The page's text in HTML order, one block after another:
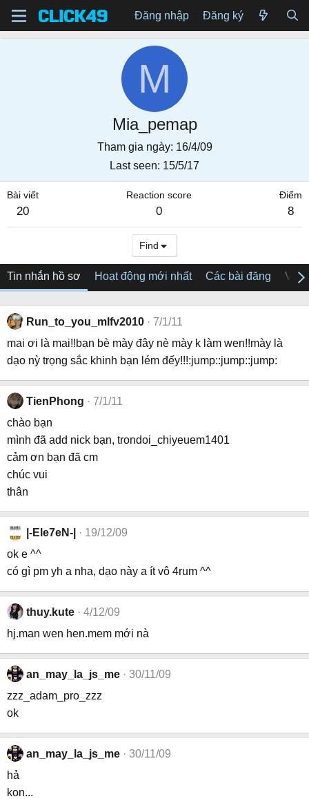
Đăng nhập Đăng ký
M
Mia_pemap
Tham gia ngày 16/4/09
Last seen 15/5/17
Bài viết
20
Reaction score
0
Điểm
8
Find
Tin nhắn hồ sơ Hoạt động mới nhất Các bài đăng Về
Run_to_you_mlfv2010
7/1/11
mai ơi là mai!!bạn bè mày đây nè mày k làm wen!!mày là
dạo nỳ trọng sắc khinh bạn lém đếy!!!:jump::jump::jump:
TienPhong
7/1/11
chào bạn
mình đã add nick bạn, trondoi_chiyeuem1401
cảm ơn bạn đã cm
chúc vui
thân
|-Ele7eN-|
19/12/09
ok e ^^
có gì pm yh a nha, dạo này a ít vô 4rum ^^
thuy.kute
4/12/09
hj.man wen hen.mem mới nà
an_may_la_js_me
30/11/09
zzz_adam_pro_zzz
ok
an_may_la_js_me
30/11/09
hả
kon...